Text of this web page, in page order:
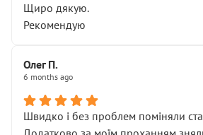
Щиро дякую.
Рекомендую
Олег П.
6 months ago
Швидко і без проблем поміняли